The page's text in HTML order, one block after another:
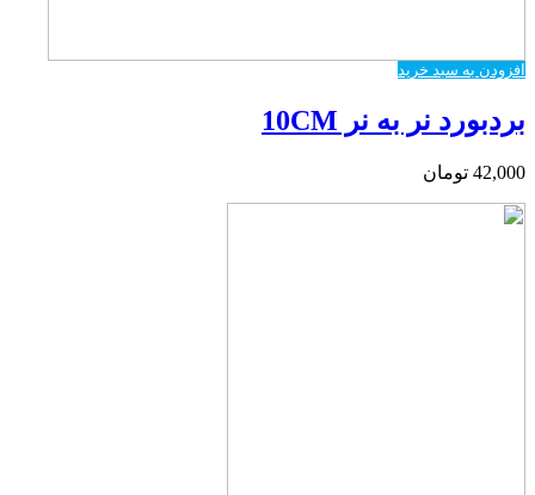
افزودن به سبد خرید
بردبورد نر به نر 10CM
42,000 تومان